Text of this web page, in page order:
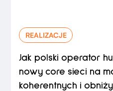
REALIZACJE
Jak polski operator
nowy core sieci na
koherentnych i